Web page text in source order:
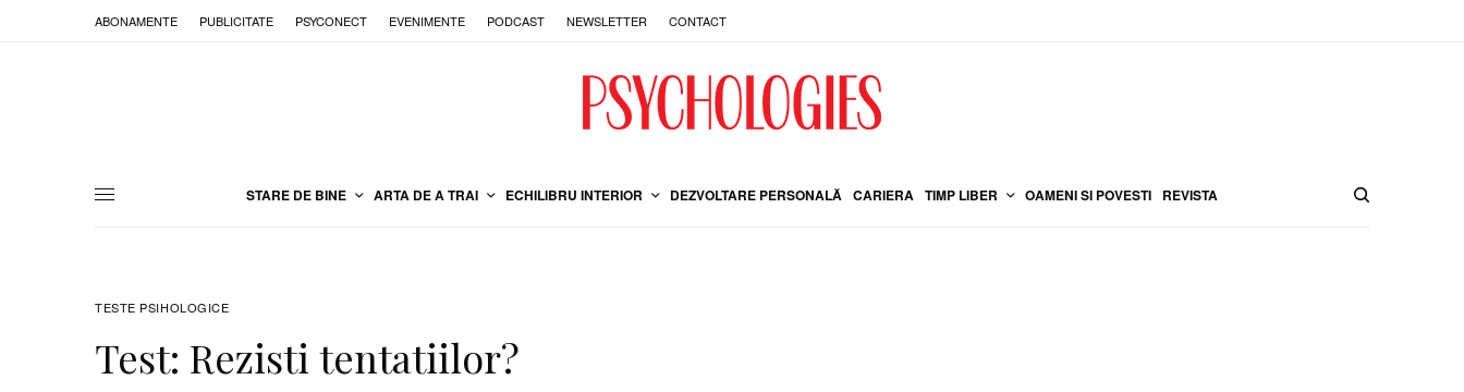
ABONAMENTE PUBLICITATE PSYCONECT EVENIMENTE PODCAST NEWSLETTER CONTACT
STARE DE BINE ARTA DE A TRAI ECHILIBRU INTERIOR DEZVOLTARE PERSONALĂ CARIERA TIMP LIBER OAMENI SI POVESTI REVISTA
TESTE PSIHOLOGICE
Test: Rezisti tentatiilor?